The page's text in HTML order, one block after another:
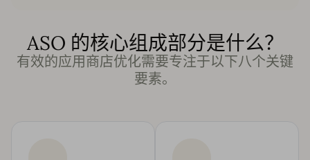
ASO 的核心组成部分是什么？
有效的应用商店优化需要专注于以下八个关键
要素。